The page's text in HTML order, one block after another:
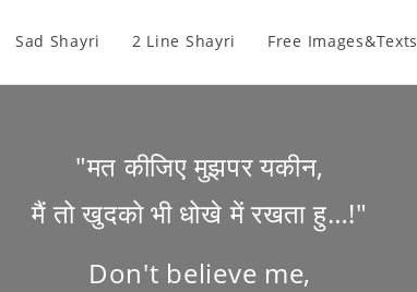
Sad Shayri 2 Line Shayri Free Images&Texts
"मत कीजिए मुझपर यकीन,
मैं तो खुदको भी धोखे में रखता हु…!"
Don't believe me,